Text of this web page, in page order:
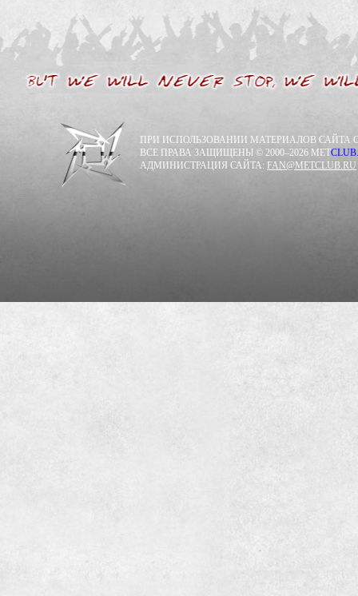
ПРИ ИСПОЛЬЗОВАНИИ МАТЕРИАЛОВ САЙТА
ВСЕ ПРАВА ЗАЩИЩЕНЫ © 2000–2026 METCLUB.
АДМИНИСТРАЦИЯ САЙТА: FAN@METCLUB.RU